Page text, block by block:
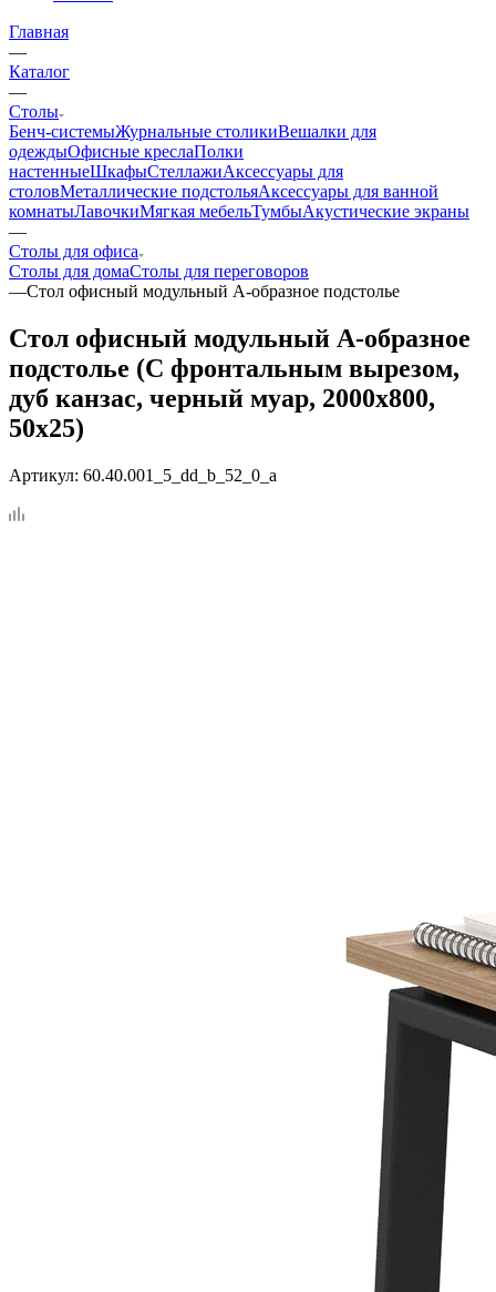
Главная
—
Каталог
—
Столы
Бенч-системыЖурнальные столикиВешалки для
одеждыОфисные креслаПолки
настенныеШкафыСтеллажиАксессуары для
столовМеталлические подстольяАксессуары для ванной
комнатыЛавочкиМягкая мебельТумбыАкустические экраны
—
Столы для офиса
Столы для домаСтолы для переговоров
—Стол офисный модульный А-образное подстолье
Стол офисный модульный А-образное
подстолье (С фронтальным вырезом,
дуб канзас, черный муар, 2000x800,
50x25)
Артикул: 60.40.001_5_dd_b_52_0_a